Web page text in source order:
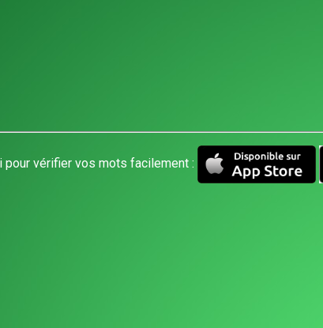
pour vérifier vos mots facilement :